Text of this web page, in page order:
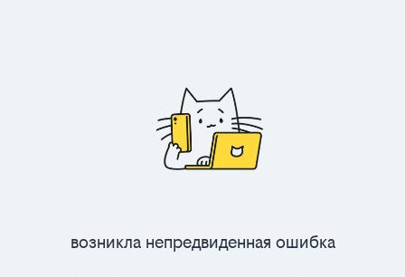
Возникла непредвиденная ошибка